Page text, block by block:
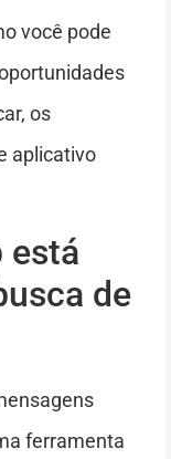
você pode
os
aplicativo
está
de
ferramenta